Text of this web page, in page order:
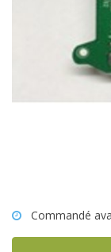
Commandé